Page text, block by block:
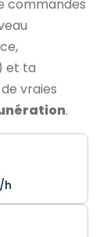
commandes
et ta
vraies
.
h